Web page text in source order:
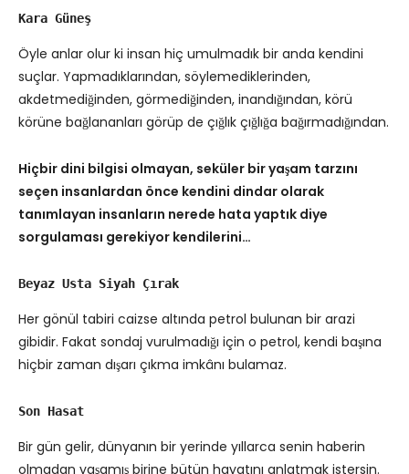
Kara Güneş
Öyle anlar olur ki insan hiç umulmadık bir anda kendini
suçlar. Yapmadıklarından, söylemediklerinden,
akdetmediğinden, görmediğinden, inandığından, körü
körüne bağlananları görüp de çığlık çığlığa bağırmadığından.
Hiçbir dini bilgisi olmayan, seküler bir yaşam tarzını
seçen insanlardan önce kendini dindar olarak
tanımlayan insanların nerede hata yaptık diye
sorgulaması gerekiyor kendilerini…
Beyaz Usta Siyah Çırak
Her gönül tabiri caizse altında petrol bulunan bir arazi
gibidir. Fakat sondaj vurulmadığı için o petrol, kendi başına
hiçbir zaman dışarı çıkma imkânı bulamaz.
Son Hasat
Bir gün gelir, dünyanın bir yerinde yıllarca senin haberin
olmadan yaşamış birine bütün hayatını anlatmak istersin.